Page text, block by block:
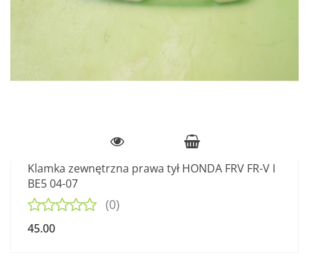
Klamka zewnętrzna prawa tył HONDA FRV FR-V I
BE5 04-07
(0)
45.00